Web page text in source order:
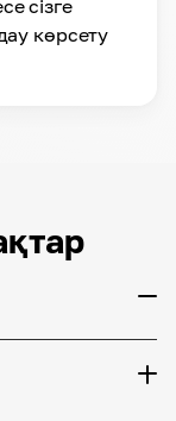
сізге
көрсету